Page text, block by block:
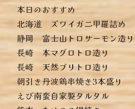
本日のおすすめ
︎北海道 ズワイガニ甲羅詰め
︎静岡 富士山トロサーモン造り
︎長崎 本マグロトロ造り
︎長崎 天然ブリトロ造り
︎朝引き丹波鶏串焼き3本盛り
︎えび南蛮自家製タルタル